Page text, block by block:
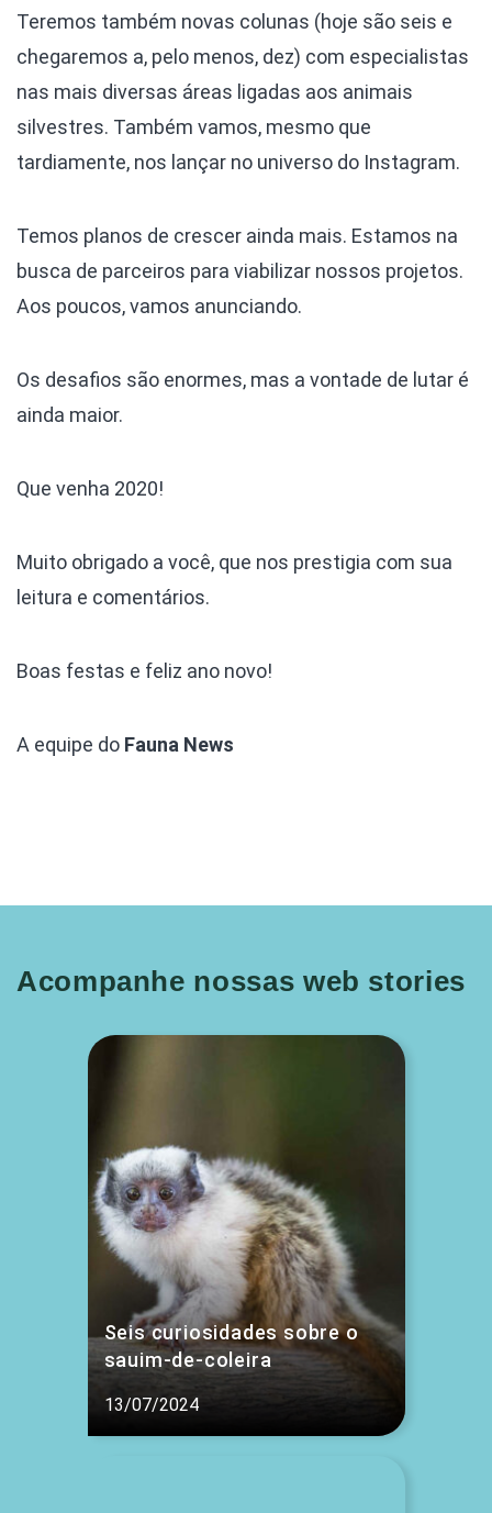
Teremos também novas colunas (hoje são seis e
chegaremos a, pelo menos, dez) com especialistas
nas mais diversas áreas ligadas aos animais
silvestres. Também vamos, mesmo que
tardiamente, nos lançar no universo do Instagram.
Temos planos de crescer ainda mais. Estamos na
busca de parceiros para viabilizar nossos projetos.
Aos poucos, vamos anunciando.
Os desafios são enormes, mas a vontade de lutar é
ainda maior.
Que venha 2020!
Muito obrigado a você, que nos prestigia com sua
leitura e comentários.
Boas festas e feliz ano novo!
A equipe do Fauna News
Acompanhe nossas web stories
Seis curiosidades sobre o
sauim-de-coleira
13/07/2024